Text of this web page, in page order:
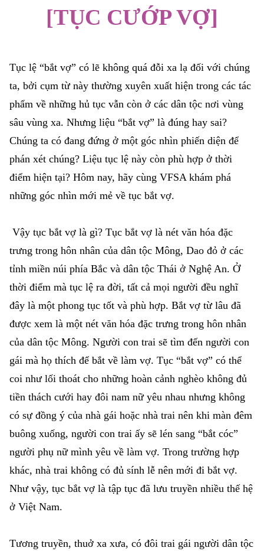
[TỤC CƯỚP VỢ]
Tục lệ “bắt vợ” có lẽ không quá đỗi xa lạ đối với chúng
ta, bởi cụm từ này thường xuyên xuất hiện trong các tác
phẩm về những hủ tục vẫn còn ở các dân tộc nơi vùng
sâu vùng xa. Nhưng liệu “bắt vợ” là đúng hay sai?
Chúng ta có đang đứng ở một góc nhìn phiến diện để
phán xét chúng? Liệu tục lệ này còn phù hợp ở thời
điểm hiện tại? Hôm nay, hãy cùng VFSA khám phá
những góc nhìn mới mẻ về tục bắt vợ.
Vậy tục bắt vợ là gì? Tục bắt vợ là nét văn hóa đặc
trưng trong hôn nhân của dân tộc Mông, Dao đỏ ở các
tỉnh miền núi phía Bắc và dân tộc Thái ở Nghệ An. Ở
thời điểm mà tục lệ ra đời, tất cả mọi người đều nghĩ
đây là một phong tục tốt và phù hợp. Bắt vợ từ lâu đã
được xem là một nét văn hóa đặc trưng trong hôn nhân
của dân tộc Mông. Người con trai sẽ tìm đến người con
gái mà họ thích để bắt về làm vợ. Tục “bắt vợ” có thể
coi như lối thoát cho những hoàn cảnh nghèo không đủ
tiền thách cưới hay đôi nam nữ yêu nhau nhưng không
có sự đồng ý của nhà gái hoặc nhà trai nên khi màn đêm
buông xuống, người con trai ấy sẽ lén sang “bắt cóc”
người phụ nữ mình yêu về làm vợ. Trong trường hợp
khác, nhà trai không có đủ sính lễ nên mới đi bắt vợ.
Như vậy, tục bắt vợ là tập tục đã lưu truyền nhiều thế hệ
ở Việt Nam.
Tương truyền, thuở xa xưa, có đôi trai gái người dân tộc